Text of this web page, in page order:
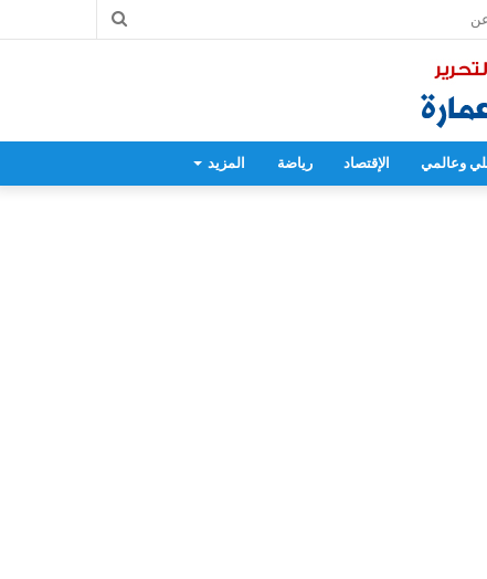
بحث
وعالمي الإقتصاد رياضة المزيد